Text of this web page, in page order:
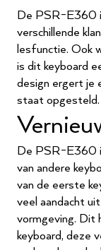
De PSR-E360
verschillende
lesfunctie. Ook
is dit keyboard
design ergert je
staat opgesteld.
De PSR-E360
van andere
van de eerste
veel aandacht
vormgeving. Dit
keyboard, deze